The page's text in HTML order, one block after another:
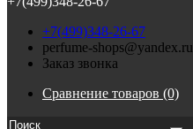
+7(499)348-26-67
perfume-shops@yandex.ru
Заказ звонка
Сравнение товаров (0)